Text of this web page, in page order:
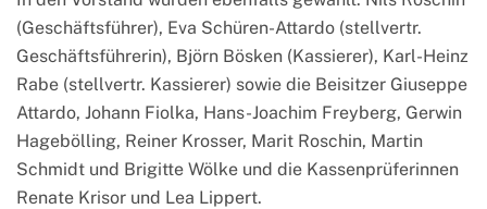
(Geschäftsführer), Eva Schüren-Attardo (stellvertr.
Geschäftsführerin), Björn Bösken (Kassierer), Karl-Heinz
Rabe (stellvertr. Kassierer) sowie die Beisitzer Giuseppe
Attardo, Johann Fiolka, Hans-Joachim Freyberg, Gerwin
Hagebölling, Reiner Krosser, Marit Roschin, Martin
Schmidt und Brigitte Wölke und die Kassenprüferinnen
Renate Krisor und Lea Lippert.